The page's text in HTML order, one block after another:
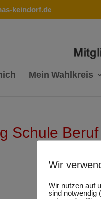
keindorf.de
Mein Wahlkreis
Schule Beruf
Wir
Wir nutzen auf
sind notwendig